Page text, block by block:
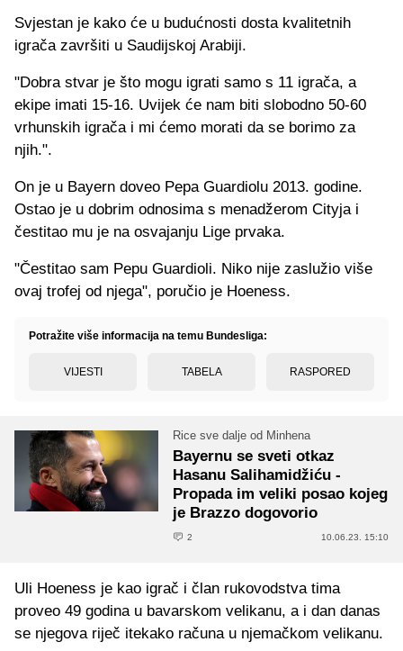
Svjestan je kako će u budućnosti dosta kvalitetnih
igrača završiti u Saudijskoj Arabiji.
"Dobra stvar je što mogu igrati samo s 11 igrača, a
ekipe imati 15-16. Uvijek će nam biti slobodno 50-60
vrhunskih igrača i mi ćemo morati da se borimo za
njih.".
On je u Bayern doveo Pepa Guardiolu 2013. godine.
Ostao je u dobrim odnosima s menadžerom Cityja i
čestitao mu je na osvajanju Lige prvaka.
"Čestitao sam Pepu Guardioli. Niko nije zaslužio više
ovaj trofej od njega", poručio je Hoeness.
Potražite više informacija na temu Bundesliga:
VIJESTI TABELA RASPORED
Rice sve dalje od Minhena
Bayernu se sveti otkaz
Hasanu Salihamidžiću -
Propada im veliki posao kojeg
je Brazzo dogovorio
2 10.06.23. 15:10
Uli Hoeness je kao igrač i član rukovodstva tima
proveo 49 godina u bavarskom velikanu, a i dan danas
se njegova riječ itekako računa u njemačkom velikanu.